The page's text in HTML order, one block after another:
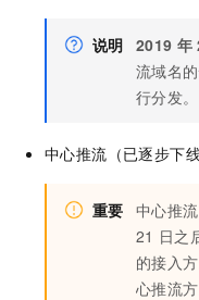
说明 2019 年
流域名
行分发。
中心推流（已逐步下线
重要 中心推
21 日之
的接入
心推流